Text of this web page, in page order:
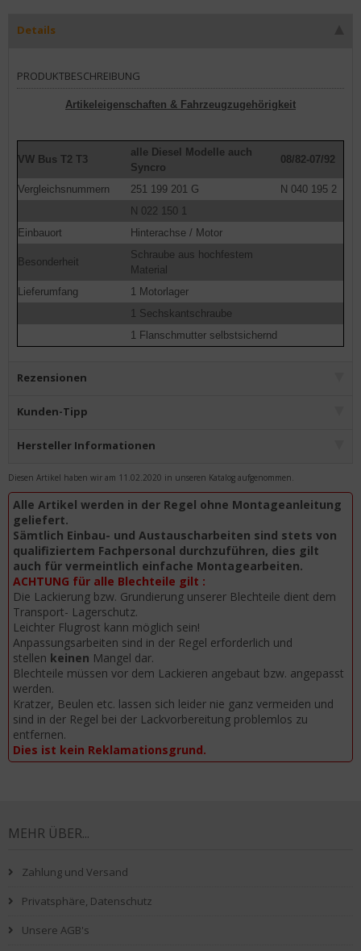
Details
PRODUKTBESCHREIBUNG
Artikeleigenschaften & Fahrzeugzugehörigkeit
VW Bus T2 T3
alle Diesel Modelle auch
Syncro
08/82-07/92
Vergleichsnummern 251 199 201 G
N 040 195 2
N 022 150 1
Einbauort
Hinterachse / Motor
Besonderheit
Schraube aus hochfestem
Material
Lieferumfang
1 Motorlager
1 Sechskantschraube
1 Flanschmutter selbstsichernd
Rezensionen
Kunden-Tipp
Hersteller Informationen
Diesen Artikel haben wir am 11.02.2020 in unseren Katalog aufgenommen.
Alle Artikel werden in der Regel ohne Montageanleitung
geliefert.
Sämtlich Einbau- und Austauscharbeiten sind stets von
qualifiziertem Fachpersonal durchzuführen, dies gilt
auch für vermeintlich einfache Montagearbeiten.
ACHTUNG für alle Blechteile gilt :
Die Lackierung bzw. Grundierung unserer Blechteile dient dem
Transport- Lagerschutz.
Leichter Flugrost kann möglich sein!
Anpassungsarbeiten sind in der Regel erforderlich und
stellen keinen Mangel dar.
Blechteile müssen vor dem Lackieren angebaut bzw. angepasst
werden.
Kratzer, Beulen etc. lassen sich leider nie ganz vermeiden und
sind in der Regel bei der Lackvorbereitung problemlos zu
entfernen.
Dies ist kein Reklamationsgrund.
MEHR ÜBER...
Zahlung und Versand
Privatsphäre, Datenschutz
Unsere AGB's